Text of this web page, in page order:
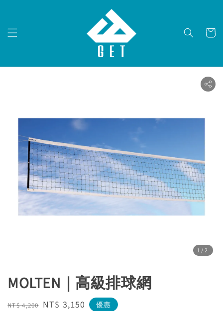
1 /2
MOLTEN｜高級排球網
Regular
NT$ 4,200 Sale
NT$ 3,150 優惠